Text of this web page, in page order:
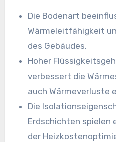
Die Bodenart
Wärmeleitfähigkeit
des Gebäudes.
Hoher
verbessert die
auch Wärmeverluste
Die
Erdschichten spielen
der